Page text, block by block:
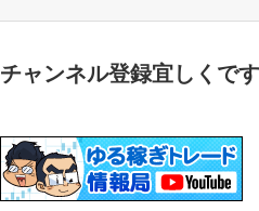
チャンネル登録宜しくです